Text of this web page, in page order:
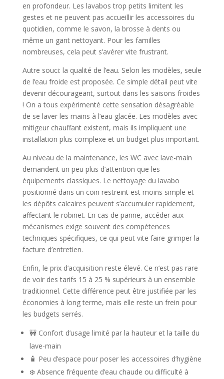
en profondeur. Les lavabos trop petits limitent les
gestes et ne peuvent pas accueillir les accessoires du
quotidien, comme le savon, la brosse à dents ou
même un gant nettoyant. Pour les familles
nombreuses, cela peut s’avérer vite frustrant.
Autre souci: la qualité de l’eau. Selon les modèles, seule
de l’eau froide est proposée. Ce simple détail peut vite
devenir décourageant, surtout dans les saisons froides
! On a tous expérimenté cette sensation désagréable
de se laver les mains à l’eau glacée. Les modèles avec
mitigeur chauffant existent, mais ils impliquent une
installation plus complexe et un budget plus important.
Au niveau de la maintenance, les WC avec lave-main
demandent un peu plus d’attention que les
équipements classiques. Le nettoyage du lavabo
positionné dans un coin restreint est moins simple et
les dépôts calcaires peuvent s’accumuler rapidement,
affectant le robinet. En cas de panne, accéder aux
mécanismes exige souvent des compétences
techniques spécifiques, ce qui peut vite faire grimper la
facture d’entretien.
Enfin, le prix d’acquisition reste élevé. Ce n’est pas rare
de voir des tarifs 15 à 25 % supérieurs à un ensemble
traditionnel. Cette différence peut être justifiée par les
économies à long terme, mais elle reste un frein pour
les budgets serrés.
🚧 Confort d’usage limité par la hauteur et la taille du
lave-main
🧴 Peu d’espace pour poser les accessoires d’hygiène
❄️ Absence fréquente d’eau chaude ou difficulté à